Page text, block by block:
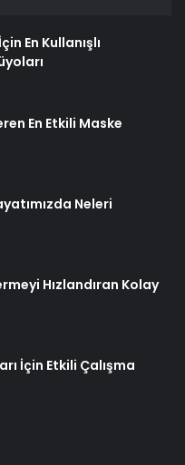
En Kullanışlı
En Etkili Maske
Neleri
Hızlandıran Kolay
İçin Etkili Çalışma